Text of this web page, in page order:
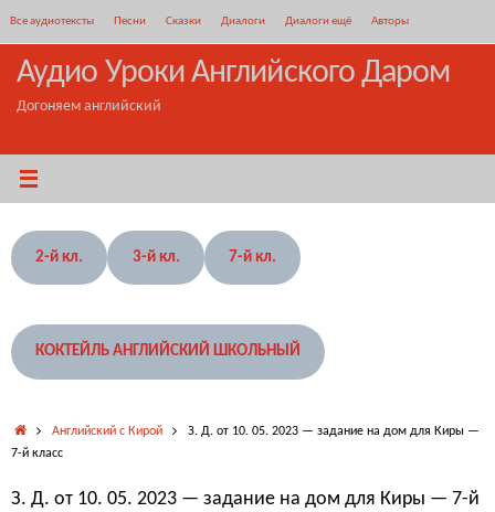
содержимому
Все аудиотексты Песни Сказки Диалоги Диалоги ещё Авторы
Аудио Уроки Английского Даром
Догоняем английский
2-й кл. 3-й кл. 7-й кл.
КОКТЕЙЛЬ АНГЛИЙСКИЙ ШКОЛЬНЫЙ
ГлавнаяАнглийский с Кирой
З. Д. от 10. 05. 2023 — задание на дом для Киры —
7-й класс
З. Д. от 10. 05. 2023 — задание на дом для Киры — 7-й